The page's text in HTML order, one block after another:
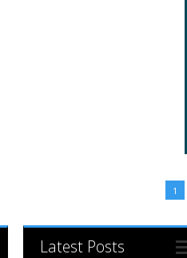
1
Latest Posts